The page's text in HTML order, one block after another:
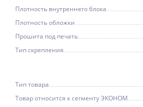
Плотность внутреннего блока
Плотность обложки
Прошита под печать
Тип скрепления
Тип товара
Товар относится к сегменту ЭКОНОМ